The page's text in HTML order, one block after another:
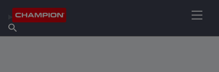
Acerca de champion
Encuentra un punto de venta